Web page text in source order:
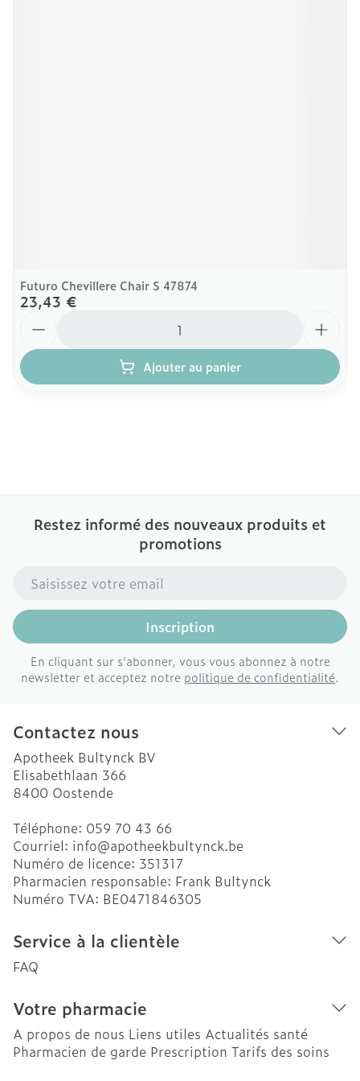
Futuro Chevillere Chair S 47874
23,43 €
Ajouter au panier
Restez informé des nouveaux produits et
promotions
Adresse mail
Inscription
En cliquant sur s'abonner, vous vous abonnez à notre
newsletter et acceptez notre politique de confidentialité.
Contactez nous
Apotheek Bultynck BV
Elisabethlaan 366
8400 Oostende
Téléphone: 059 70 43 66
Courriel: info@apotheekbultynck.be
Numéro de licence: 351317
Pharmacien responsable: Frank Bultynck
Numéro TVA: BE0471846305
Service à la clientèle
FAQ
Votre pharmacie
A propos de nous Liens utiles Actualités santé
Pharmacien de garde Prescription Tarifs des soins